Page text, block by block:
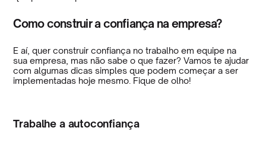
Como construir a confiança na empresa?
E aí, quer construir confiança no trabalho em equipe na
sua empresa, mas não sabe o que fazer? Vamos te ajudar
com algumas dicas simples que podem começar a ser
implementadas hoje mesmo. Fique de olho!
Trabalhe a autoconfiança